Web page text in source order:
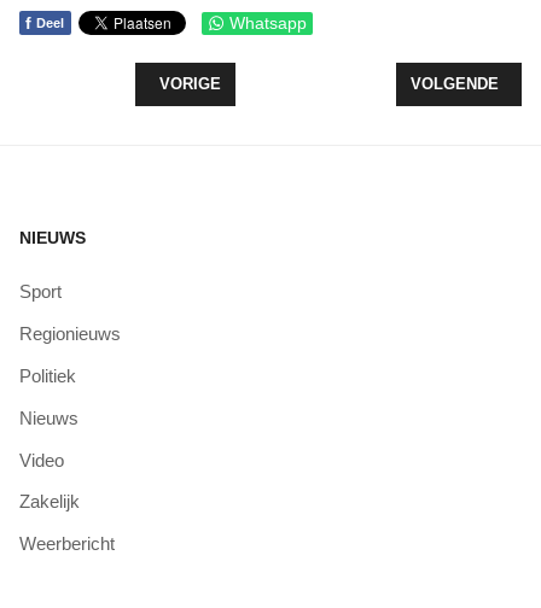
f Deel Whatsapp
VORIG ARTIKEL: ZWEMBAD VOORLOPIG
VORIGE VOLGENDE
VOLGENDE
NIEUWS
Sport
Regionieuws
Politiek
Nieuws
Video
Zakelijk
Weerbericht